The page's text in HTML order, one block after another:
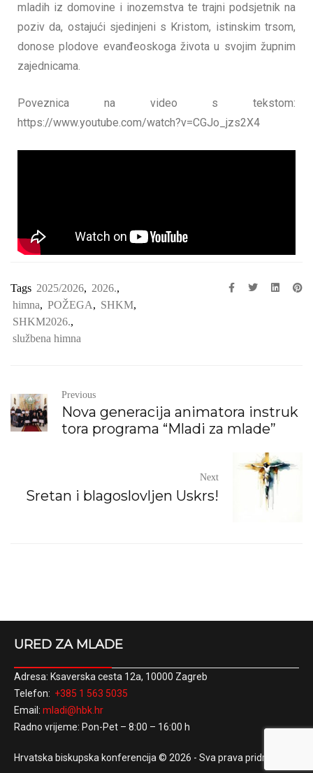
mladih iz domovine i inozemstva te trajni podsjetnik na
poziv da, ostajući sjedinjeni s Kristom, istinskim trsom,
donose plodove evanđeoskoga života u svojim župnim
zajednicama.
Poveznica na video s tekstom:
https://www.youtube.com/watch?v=CGJo_jzs2X4
Tags 2025/2026, 2026.,
himna, POŽEGA, SHKM,
SHKM2026.,
službena himna
Previous
Nova generacija animatora instruk
tora programa “Mladi za mlade”
Next
Sretan i blagoslovljen Uskrs!
URED ZA MLADE
Adresa: Ksaverska cesta 12a, 10000 Zagreb
Telefon: +385 1 563 5035
Email: mladi@hbk.hr
Radno vrijeme: Pon-Pet – 8:00 – 16:00 h
Hrvatska biskupska konferencija © 2026 - Sva prava pridržana